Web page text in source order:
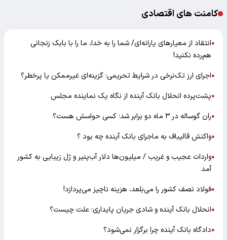
کامنت های اقتصادی
●انتقاد از معیارهای یارانه‌ای/ شما را به خدا، ما را با بابک زنجانی
هم‌رده نکنید!
●اجرای ارز تک‌نرخی در شرایط تحریمی؛ گزینه‌ای غیرممکن یا پرخطر؟
●پشت‌پرده انحلال بانک آینده از نگاه یک نماینده مجلس
●ران گوساله در ۳ ماه دو برابر شد؛ کسی حواسش هست؟
●واکنش قالیباف به ماجرای بانک آینده چه بود ؟
●واردات عجیب و غریب / میلیون‌ها دلار آب‌پنیر و ژل زیبایی به کشور
آمد
●فولاد نصف کشور را می‌بلعد، هزینه ناچیز می‌پردازد!
●انحلال بانک آینده و شادی جریان پایداری؛ علت چیست؟
●دادگاه بانک آینده چرا برگزار نمی‌شود؟